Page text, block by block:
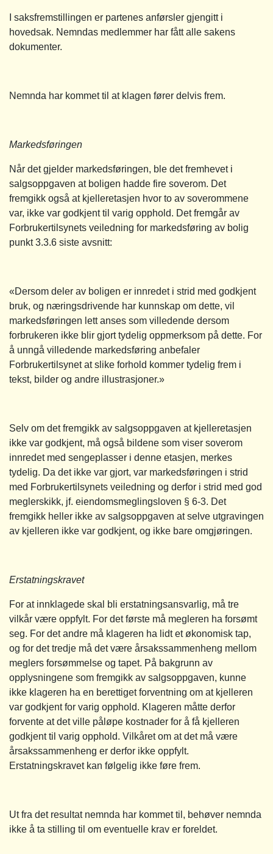
I saksfremstillingen er partenes anførsler gjengitt i
hovedsak. Nemndas medlemmer har fått alle sakens
dokumenter.
Nemnda har kommet til at klagen fører delvis frem.
Markedsføringen
Når det gjelder markedsføringen, ble det fremhevet i
salgsoppgaven at boligen hadde fire soverom. Det
fremgikk også at kjelleretasjen hvor to av soverommene
var, ikke var godkjent til varig opphold. Det fremgår av
Forbrukertilsynets veiledning for markedsføring av bolig
punkt 3.3.6 siste avsnitt:
«Dersom deler av boligen er innredet i strid med godkjent
bruk, og næringsdrivende har kunnskap om dette, vil
markedsføringen lett anses som villedende dersom
forbrukeren ikke blir gjort tydelig oppmerksom på dette. For
å unngå villedende markedsføring anbefaler
Forbrukertilsynet at slike forhold kommer tydelig frem i
tekst, bilder og andre illustrasjoner.»
Selv om det fremgikk av salgsoppgaven at kjelleretasjen
ikke var godkjent, må også bildene som viser soverom
innredet med sengeplasser i denne etasjen, merkes
tydelig. Da det ikke var gjort, var markedsføringen i strid
med Forbrukertilsynets veiledning og derfor i strid med god
meglerskikk, jf. eiendomsmeglingsloven § 6-3. Det
fremgikk heller ikke av salgsoppgaven at selve utgravingen
av kjelleren ikke var godkjent, og ikke bare omgjøringen.
Erstatningskravet
For at innklagede skal bli erstatningsansvarlig, må tre
vilkår være oppfylt. For det første må megleren ha forsømt
seg. For det andre må klageren ha lidt et økonomisk tap,
og for det tredje må det være årsakssammenheng mellom
meglers forsømmelse og tapet. På bakgrunn av
opplysningene som fremgikk av salgsoppgaven, kunne
ikke klageren ha en berettiget forventning om at kjelleren
var godkjent for varig opphold. Klageren måtte derfor
forvente at det ville påløpe kostnader for å få kjelleren
godkjent til varig opphold. Vilkåret om at det må være
årsakssammenheng er derfor ikke oppfylt.
Erstatningskravet kan følgelig ikke føre frem.
Ut fra det resultat nemnda har kommet til, behøver nemnda
ikke å ta stilling til om eventuelle krav er foreldet.